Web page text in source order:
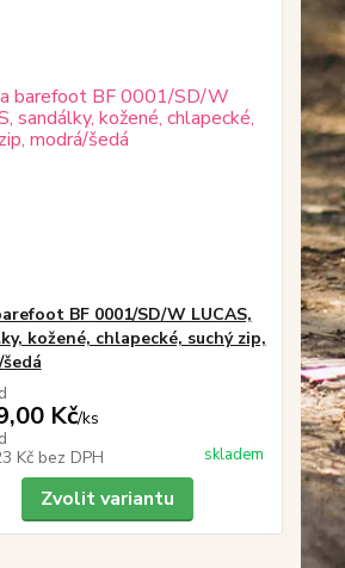
BF 0001/SD/W LUCAS,
kožené, chlapecké, suchý zip,
Kč/ks
Kč bez DPH skladem
Zvolit variantu